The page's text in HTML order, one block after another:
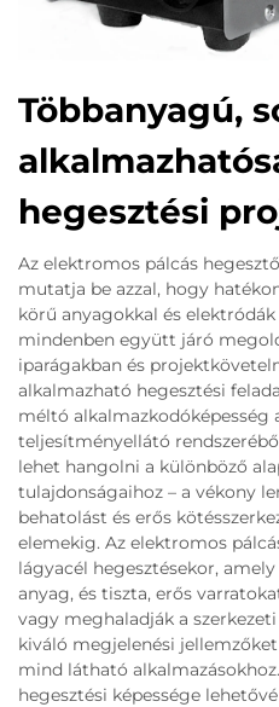
Többanyagú,
hegesztési
Az elektromos pálcás
mutatja be azzal, hogy
körű anyagokkal és
mindenben együtt járó
iparágakban és
alkalmazható hegesztési
méltó alkalmazkodóképesség
teljesítményellátó
lehet hangolni a különböző
tulajdonságaihoz – a vékony
behatolást és erős
elemekig. Az elektromos
lágyacél hegesztésekor,
anyag, és tiszta, erős
vagy meghaladják a
kiváló megjelenési
mind látható
hegesztési képessége